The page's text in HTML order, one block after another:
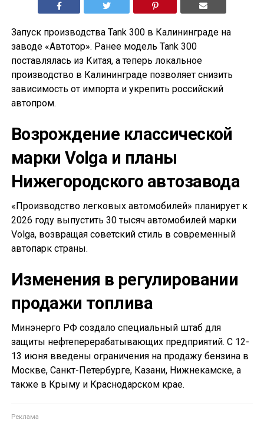
Запуск производства Tank 300 в Калининграде на
заводе «Автотор». Ранее модель Tank 300
поставлялась из Китая, а теперь локальное
производство в Калининграде позволяет снизить
зависимость от импорта и укрепить российский
автопром.
Возрождение классической
марки Volga и планы
Нижегородского автозавода
«Производство легковых автомобилей» планирует к
2026 году выпустить 30 тысяч автомобилей марки
Volga, возвращая советский стиль в современный
автопарк страны.
Изменения в регулировании
продажи топлива
Минэнерго РФ создало специальный штаб для
защиты нефтеперерабатывающих предприятий. С 12-
13 июня введены ограничения на продажу бензина в
Москве, Санкт-Петербурге, Казани, Нижнекамске, а
также в Крыму и Краснодарском крае.